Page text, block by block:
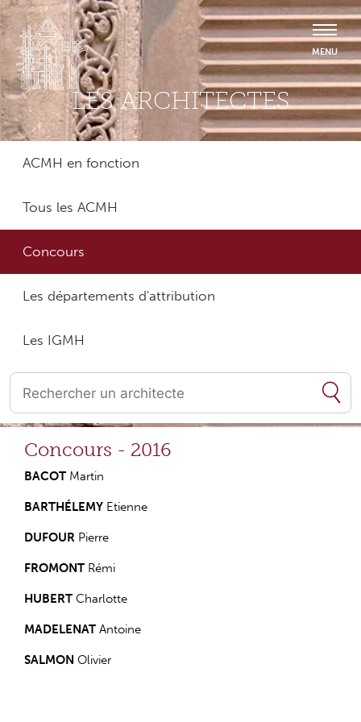
LES ARCHITECTES
ACMH en fonction
Tous les ACMH
Concours
Les départements d'attribution
Les IGMH
Quand les résultats de l'auto-complétion sont disponibles,
Concours - 2016
BACOT Martin
BARTHÉLEMY Etienne
DUFOUR Pierre
FROMONT Rémi
HUBERT Charlotte
MADELENAT Antoine
SALMON Olivier